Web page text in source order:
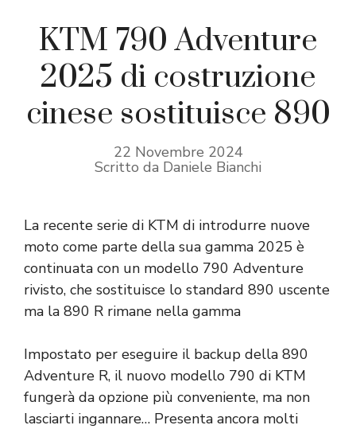
KTM 790 Adventure
2025 di costruzione
cinese sostituisce 890
22 Novembre 2024
Scritto da Daniele Bianchi
La recente serie di KTM di introdurre nuove
moto come parte della sua gamma 2025 è
continuata con un modello 790 Adventure
rivisto, che sostituisce lo standard 890 uscente
ma la 890 R rimane nella gamma
Impostato per eseguire il backup della 890
Adventure R, il nuovo modello 790 di KTM
fungerà da opzione più conveniente, ma non
lasciarti ingannare… Presenta ancora molti